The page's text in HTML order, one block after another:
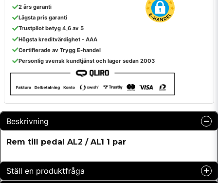
2 års garanti
Lägsta pris garanti
Trustpilot betyg 4,6 av 5
Högsta kreditvärdighet - AAA
Certifierade av Trygg E-handel
Personlig svensk kundtjänst och lager sedan 2003
Beskrivning
Rem till pedal AL2 / AL1 1 par
Ställ en produktfråga